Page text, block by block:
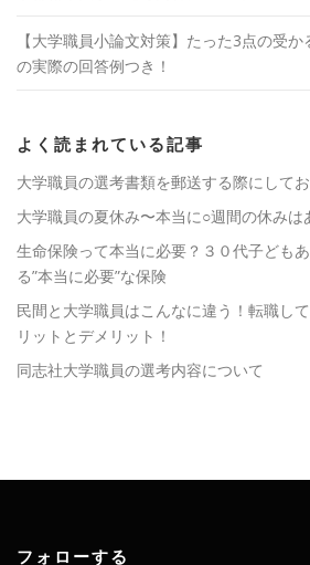
【大学職員小論文対策】たった3点の受
の実際の回答例つき！
よく読まれている記事
大学職員の選考書類を郵送する際にして
大学職員の夏休み〜本当に○週間の休みは
生命保険って本当に必要？３０代子ども
る”本当に必要”な保険
民間と大学職員はこんなに違う！転職し
リットとデメリット！
同志社大学職員の選考内容について
フォローする